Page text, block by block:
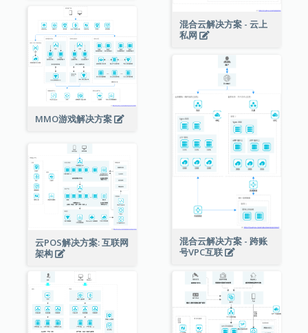
混合云解决方案 - 云上
私网
MMO游戏解决方案
混合云解决方案 - 跨账
号VPC互联
云POS解决方案: 互联网
架构